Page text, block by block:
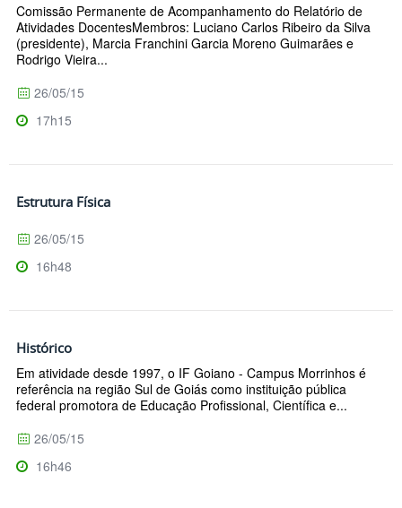
Comissão Permanente de Acompanhamento do Relatório de
Atividades DocentesMembros: Luciano Carlos Ribeiro da Silva
(presidente), Marcia Franchini Garcia Moreno Guimarães e
Rodrigo Vieira...
26/05/15
17h15
Estrutura Física
26/05/15
16h48
Histórico
Em atividade desde 1997, o IF Goiano - Campus Morrinhos é
referência na região Sul de Goiás como instituição pública
federal promotora de Educação Profissional, Científica e...
26/05/15
16h46